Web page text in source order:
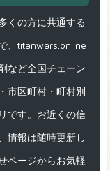
くの方に共通する
、titanwars.online
など全国チェーン
市区町村・町村別
です。お近くの信
情報は随時更新し
ページからお気軽